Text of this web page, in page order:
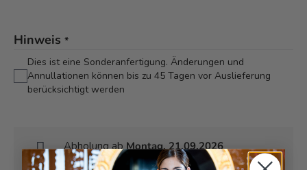
Hinweis *
Dies ist eine Sonderanfertigung. Änderungen und
Annullationen können bis zu 45 Tagen vor Auslieferung
berücksichtigt werden
Abholung ab Montag, 21.09.2026